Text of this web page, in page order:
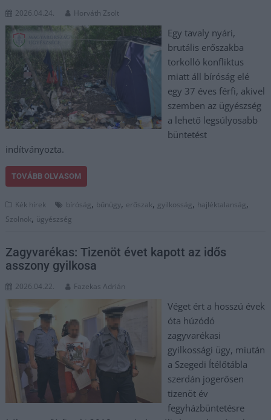
2026.04.24. Horváth Zsolt
Egy tavaly nyári,
brutális erőszakba
torkolló konfliktus
miatt áll bíróság elé
egy 37 éves férfi, akivel
szemben az ügyészség
a lehető legsúlyosabb
büntetést
indítványozta.
TOVÁBB OLVASOM
Kék hírek bíróság, bűnügy, erőszak, gyilkosság, hajléktalanság,
Szolnok, ügyészség
Zagyvarékas: Tizenöt évet kapott az idős
asszony gyilkosa
2026.04.22. Fazekas Adrián
Véget ért a hosszú évek
óta húzódó
zagyvarékasi
gyilkossági ügy, miután
a Szegedi Ítélőtábla
szerdán jogerősen
tizenöt év
fegyházbüntetésre